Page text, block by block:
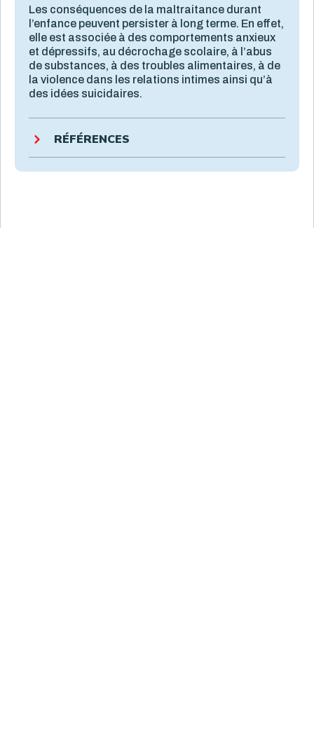
Les conséquences de la maltraitance durant
l’enfance peuvent persister à long terme. En effet,
elle est associée à des comportements anxieux
et dépressifs, au décrochage scolaire, à l’abus
de substances, à des troubles alimentaires, à de
la violence dans les relations intimes ainsi qu’à
des idées suicidaires.
RÉFÉRENCES